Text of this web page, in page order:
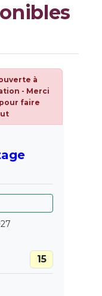
à
- Merci
faire
15